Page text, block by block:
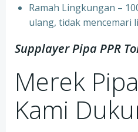
⁠Ramah Lingkungan –
ulang, tidak mencemari
Supplayer Pipa PPR
Merek
Kami